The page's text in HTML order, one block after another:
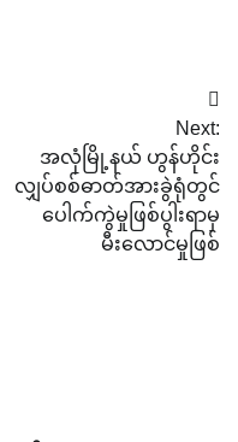
Next:
အလုံမြို့နယ် ဟွန်ဟိုင်း
လျှပ်စစ်ဓာတ်အားခွဲရုံတွင်
ပေါက်ကွဲမှုဖြစ်ပွါးရာမှ
မီးလောင်မှုဖြစ်